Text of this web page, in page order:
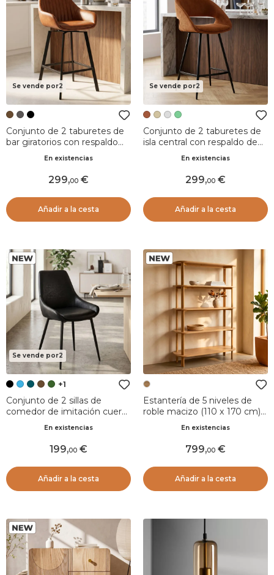
Se vende por2
Conjunto de 2 taburetes de
bar giratorios con respaldo
En existencias
299,00
Añadir a la cesta
Se vende por2
Conjunto de 2 taburetes de
isla central con respaldo de
(Asiento 68cm) Kosmo
En existencias
299,00
Añadir a la cesta
Se vende por2
+1
Conjunto de 2 sillas de
comedor de imitación cuero
En existencias
199,00
Añadir a la cesta
Estantería de 5 niveles de
roble macizo (110 x 170 cm)
En existencias
799,00
Añadir a la cesta